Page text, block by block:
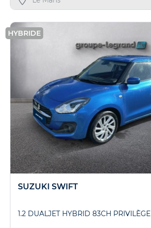
HYBRIDE
SUZUKI SWIFT
1.2 DUALJET HYBRID 83CH PRIVILÈGE